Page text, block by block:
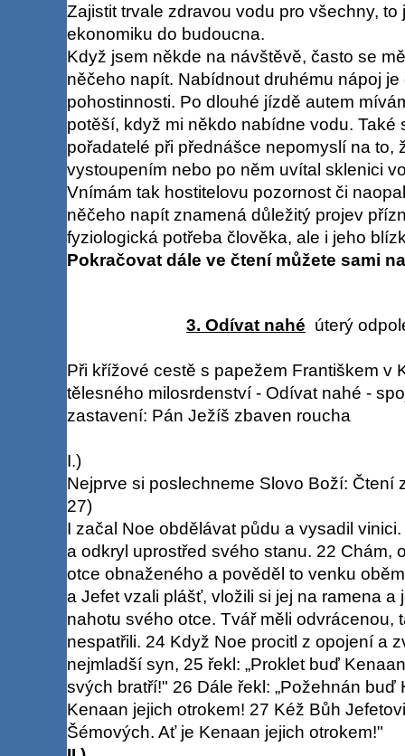
Zajistit trvale zdravou vodu pro všechny, to
ekonomiku do budoucna.
Když jsem někde na návštěvě, často se
něčeho napít. Nabídnout druhému nápoj
pohostinnosti. Po dlouhé jízdě autem
potěší, když mi někdo nabídne vodu. Také
pořadatelé při přednášce nepomyslí na to,
vystoupením nebo po něm uvítal sklenici
Vnímám tak hostitelovu pozornost či
něčeho napít znamená důležitý projev
fyziologická potřeba člověka, ale i jeho
Pokračovat dále ve čtení můžete sami
3. Odívat nahé úterý
Při křížové cestě s papežem Františkem v
tělesného milosrdenství - Odívat nahé -
zastavení: Pán Ježíš zbaven roucha
I.)
Nejprve si poslechneme Slovo Boží: Čtení
27)
I začal Noe obdělávat půdu a vysadil
a odkryl uprostřed svého stanu. 22 Chám,
otce obnaženého a pověděl to venku
a Jefet vzali plášť, vložili si jej na ramena a
nahotu svého otce. Tvář měli odvrácenou,
nespatřili. 24 Když Noe procitl z opojení a
nejmladší syn, 25 řekl: „Proklet buď
svých bratří!" 26 Dále řekl: „Požehnán buď
Kenaan jejich otrokem! 27 Kéž Bůh
Šémových. Ať je Kenaan jejich otrokem!"